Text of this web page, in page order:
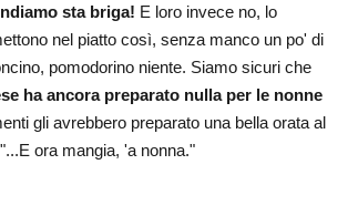
sta briga! E loro invece no, lo
nel piatto così, senza manco un po' di
pomodorino niente. Siamo sicuri che
ha ancora preparato nulla per le nonne
gli avrebbero preparato una bella orata al
ora mangia, 'a nonna."